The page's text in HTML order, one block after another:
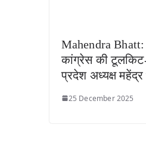
Mahendra Bhatt:
कांग्रेस की
प्रदेश अध्यक्ष
25 December 2025